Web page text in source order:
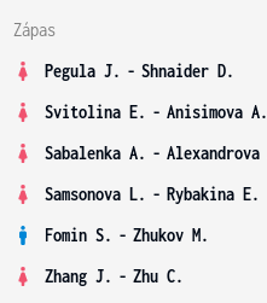
Zápas
Pegula J. - Shnaider D.
Svitolina E. - Anisimova A.
Sabalenka A. -
Samsonova L. - Rybakina E.
Fomin S. - Zhukov M.
Zhang J. - Zhu C.